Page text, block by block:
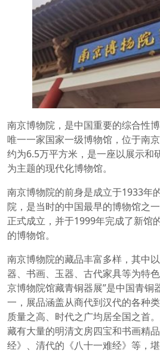
南京博物院，是中国重要的综合性
唯一一家国家一级博物馆，位于南
约为6.5万平方米，是一座以展示和
为主题的现代化博物馆。
南京博物院的前身是成立于1933年
院，是当时的中国最早的博物馆之
正式成立，并于1999年完成了新馆
的博物馆。
南京博物院的藏品丰富多样，其中
器、书画、玉器、古代家具等为特
京博物院馆藏青铜器展”是中国青铜
一，展品涵盖从商代到汉代的各种
质量之高、时代之广均居全国之首
藏有大量的明清文房四宝和书画精
经》、清代的《八十一难经》等，